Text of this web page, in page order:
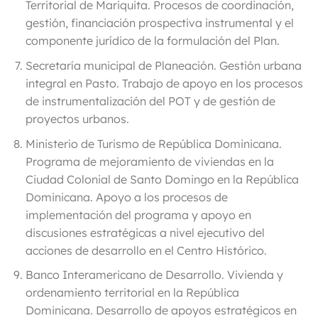
Territorial de Mariquita. Procesos de coordinación,
gestión, financiación prospectiva instrumental y el
componente jurídico de la formulación del Plan.
Secretaría municipal de Planeación. Gestión urbana
integral en Pasto. Trabajo de apoyo en los procesos
de instrumentalización del POT y de gestión de
proyectos urbanos.
Ministerio de Turismo de República Dominicana.
Programa de mejoramiento de viviendas en la
Ciudad Colonial de Santo Domingo en la República
Dominicana. Apoyo a los procesos de
implementación del programa y apoyo en
discusiones estratégicas a nivel ejecutivo del
acciones de desarrollo en el Centro Histórico.
Banco Interamericano de Desarrollo. Vivienda y
ordenamiento territorial en la República
Dominicana. Desarrollo de apoyos estratégicos en